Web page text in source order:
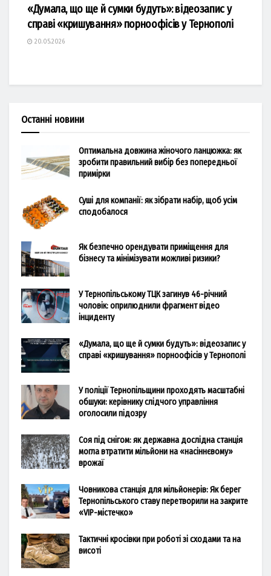
«Думала, що ще й сумки будуть»: відеозапис у
справі «кришування» порноофісів у Тернополі
20.05.2026
Останні новини
Оптимальна довжина жіночого ланцюжка: як
зробити правильний вибір без попередньої
примірки
Суші для компанії: як зібрати набір, щоб усім
сподобалося
Як безпечно орендувати приміщення для
бізнесу та мінімізувати можливі ризики?
У Тернопільському ТЦК загинув 46-річний
чоловік: оприлюднили фрагмент відео
інциденту
«Думала, що ще й сумки будуть»: відеозапис у
справі «кришування» порноофісів у Тернополі
У поліції Тернопільщини проходять масштабні
обшуки: керівнику слідчого управління
оголосили підозру
Соя під снігом: як державна дослідна станція
могла втратити мільйони на «насіннєвому»
врожаї
Човникова станція для мільйонерів: Як берег
Тернопільського ставу перетворили на закрите
«VIP-містечко»
Тактичні кросівки при роботі зі сходами та на
висоті